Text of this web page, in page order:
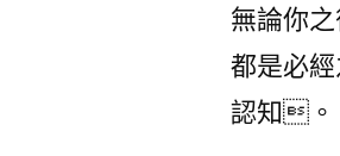
無論你
都是必
認知。